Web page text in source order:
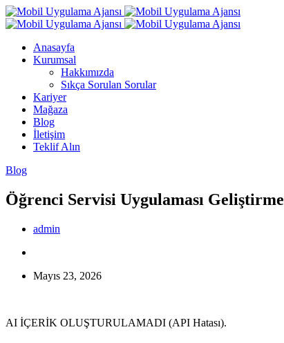
Skip
to
Anasayfa
Kurumsal
Hakkımızda
Sıkça Sorulan Sorular
Kariyer
Mağaza
Blog
İletişim
Teklif Alın
Blog
Öğrenci Servisi Uygulaması Geliştirme
admin
Mayıs 23, 2026
AI İÇERİK OLUŞTURULAMADI (API Hatası).